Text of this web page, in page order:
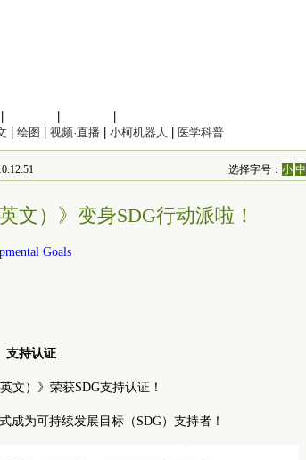
绘图 视频·直播 小柯机器人 医学科普
选择字号：小 中
文）》变身SDG行动派啦！
Goals
支持认证
文）》荣获SDG支持认证！
成为可持续发展目标（SDG）支持者！